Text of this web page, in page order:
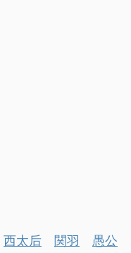
西太后 関羽
愚公